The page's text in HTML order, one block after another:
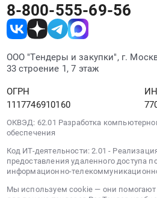
8-800-555-69-56
ООО "Тендеры и закупки", г.
33 строение 1, 7 этаж
ОГРН
1117746910160
ОКВЭД: 62.01 Разработка
обеспечения
Код ИТ-деятельности: 2.01 -
предоставления удаленного доступа
информационно-
Мы используем cookie — они помогают